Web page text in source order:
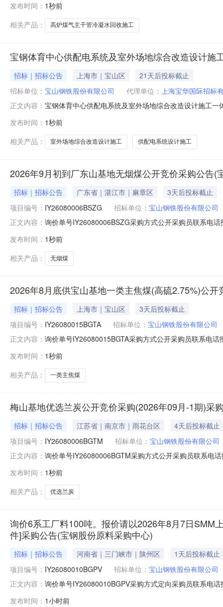
收施工。2.2建设地点：上海市宝山区富锦路宝山基地厂
简称发包人）就炼铁
发布时间： 1秒前
相关产品：
高炉煤气主干管冷凝水回收施工
宝钢体育中心供配电系统及室外场地综合改造设计施
招标｜招标公告 上海市｜宝山区
21天后投标截止
招标单位： 宝山钢铁股份有限公司 代理单位： 上海宝华国际招标
正文内容： 宝钢体育中心供配电系统及室外场地综合改造设计施工
标。2.工程概况与招标范围2.1招标项目名称：宝钢体育
万元（不含税）。2.4计划
发布时间： 1秒前
相关产品：
室外场地综合改造设计施工 供配电系统设计施工
2026年9月初到厂东山基地无烟煤公开竞价采购公告(
招标｜招标公告 广东省｜湛江市｜麻章区
3天后投标截止
项目编号： IY26080006BSZG 招标单位： 宝山钢铁股份有限公司
正文内容： 询价单号IY26080006BSZG采购方式公开采购员联系电
江原料码头二、保证金额度：2000000.0元三、商务条
发布时间： 1秒前
相关产品：
无烟煤
2026年8月底供宝山基地一类主焦煤(高硫2.75%)公
招标｜招标公告 上海市｜宝山区
3天后投标截止
项目编号： IY26080015BGTA 招标单位： 宝山钢铁股份有限公司
正文内容： 询价单号IY26080015BGTA采购方式公开采购员联系电
二、保证金额度：2000000.0元三、商务条款：定价说
发布时间： 1秒前
相关产品：
一类主焦煤
梅山基地优选兰炭公开竞价采购(2026年09月-1期)采
招标｜招标公告 江苏省｜南京市｜雨花台区
4天后投标截止
项目编号： IY26080006BGTM 招标单位： 宝山钢铁股份有限公司
正文内容： 询价单号IY26080006BGTM采购方式公开采购员联系电
二、保证金额度：2000000.0元三、商务条款：定价说
发布时间： 1秒前
相关产品：
优选兰炭
询价6系工厂料100吨。报价请以2026年8月7日SMM
件]采购公告(宝钢股份原料采购中心)
招标｜招标公告 河南省｜三门峡市｜陕州区
1天后投标截止
项目编号： IY26080010BGPV 招标单位： 宝山钢铁股份有限公司
正文内容： 询价单号IY26080010BGPV采购方式定向采购员联系电
度：0.0元三、商务条款：定价说明：湿公吨。限价类别
发布时间： 1小时前